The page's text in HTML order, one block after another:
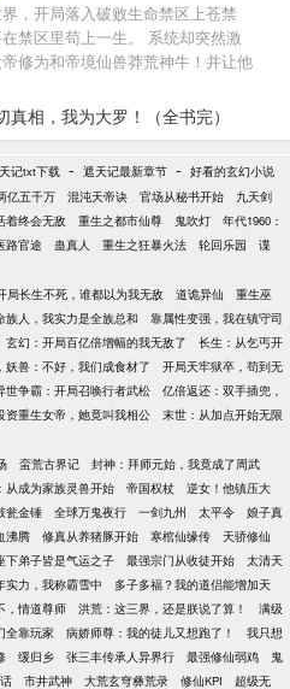
，开局落入破败生命禁区上苍禁
禁区里苟上一生。 系统却突然激
修为和帝境仙兽莽荒神牛！并让他
卫两尊。 收徒绝世女帝，奖励九转
材十种。 收徒剑仙转世，奖励仙法
若干位后，提及上苍禁区，举世之人
”上苍禁区，乃诸天无上之地！“ “听说
门的都是大帝！” “这算什么，上苍
各个都有能横推天下的恐怖实力！
更是恐怖如斯，听说只是为弟子出
生命禁区的轮回海抹平了。” 某圣地
大的愿望，就是能拜入上苍禁区，
的仆役小厮都行！ 某上界神女：佛
求上苍之主能看我一眼！
相，我为大罗！（全书完）
记txt下载 - 遮天记最新章节 - 好看的玄幻小说
亿五千万 混沌天帝诀 官场从秘书开始
九天剑
着终会无敌 重生之都市仙尊 鬼吹灯
年代1960：
路官途 蛊真人 重生之狂暴火法 轮回乐园
谍
局长生不死，谁都以为我无敌 道诡异仙
重生巫
族人，我实力是全族总和
靠属性变强，我在镇守司
玄幻：开局百亿倍增幅的我无敌了
长生：从乞丐开
妖兽：不好，我们成食材了
开局天牢狱卒，苟到无
世争霸：开局召唤行者武松
亿倍返还：双手插兜，
资重生女帝，她竟叫我相公
末世：从加点开始无限
蛮荒古界记
封神：拜师元始，我竟成了周武
从成为家族灵兽开始 帝国权杖
逆女！他镇压大
瓮金锤 全球万鬼夜行 一剑九州 太平令
娘子真
沸腾 修真从养猪豚开始 寒棺仙缘传
天骄修仙
下弟子皆是气运之子 最强宗门从收徒开始
太清天
实力，我称霸雪中
多子多福？我的道侣能增加天
，情道尊师 洪荒：这三界，还是朕说了算！
满级
全靠玩家 病娇师尊：我的徒儿又想跑了！
我只想
缓归乡 张三丰传承人异界行 最强修仙弱鸡
鬼
市井武神 大荒玄穹彝荒录 修仙KPI 超级无